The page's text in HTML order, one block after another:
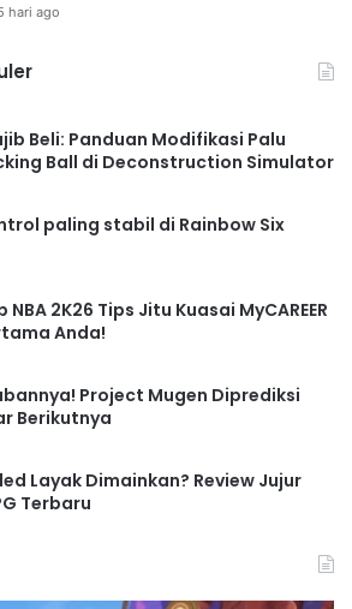
hari ago
Beli: Panduan Modifikasi Palu
Ball di Deconstruction Simulator
paling stabil di Rainbow Six
2K26 Tips Jitu Kuasai MyCAREER
Anda!
Project Mugen Diprediksi
Berikutnya
Layak Dimainkan? Review Jujur
Terbaru